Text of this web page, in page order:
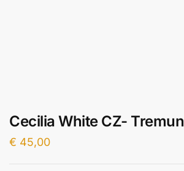
Cecilia White CZ- Tremun
€ 45,00